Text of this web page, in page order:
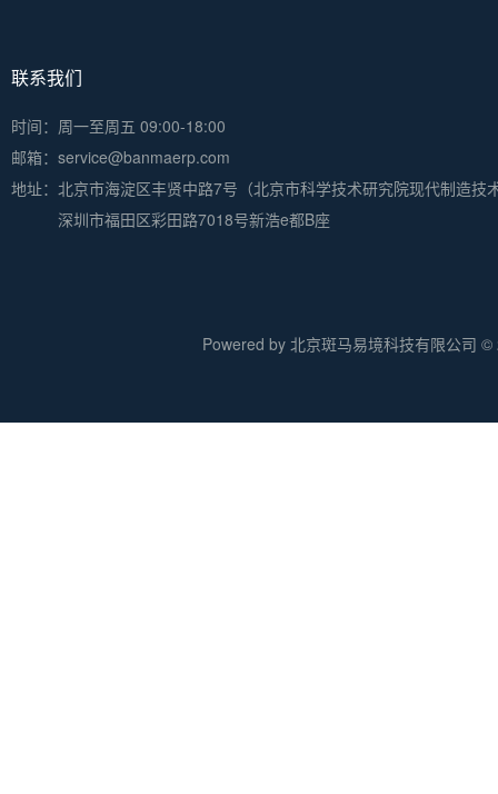
联系我们
时间：周一至周五 09:00-18:00
邮箱：service@banmaerp.com
地址： 北京市海淀区丰贤中路7号（北京市科学技术研究院现代制造技
深圳市福田区彩田路7018号新浩e都B座
Powered by 北京斑马易境科技有限公司